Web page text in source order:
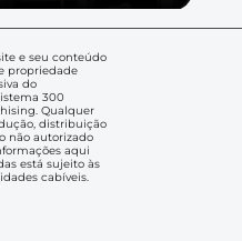
e seu conteúdo
propriedade
do
300
Qualquer
distribuição
não autorizado
aqui
está sujeito às
cabíveis.